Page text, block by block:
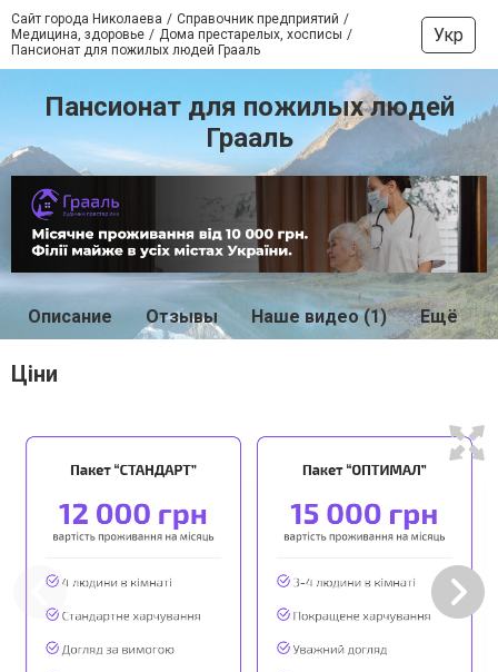
Сайт города Николаева
Справочник предприятий
Медицина, здоровье
Дома престарелых, хосписы
Пансионат для пожилых людей Грааль
Укр
Пансионат для пожилых людей
Грааль
Описание Отзывы Наше видео (1) Ещё
Ціни